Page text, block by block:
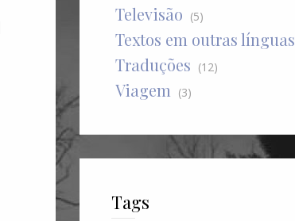
Televisão (5)
Textos em outras línguas
Traduções (12)
Viagem (3)
Tags